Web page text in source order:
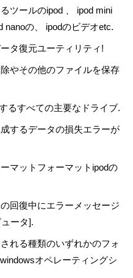
ツールのipod 、 ipod mini
nanoの、 ipodのビデオetc.
タ復元ユーティリティ!
やその他のファイルを保存
るすべての主要なドライブ.
するデータの損失エラーが
マットフォーマットipodの
回復中にエラーメッセージ
ータ].
れる種類のいずれかのフォ
オペレーティングシ